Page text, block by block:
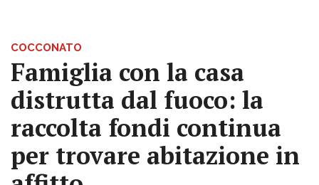
COCCONATO
Famiglia con la casa
distrutta dal fuoco: la
raccolta fondi continua
per trovare abitazione in